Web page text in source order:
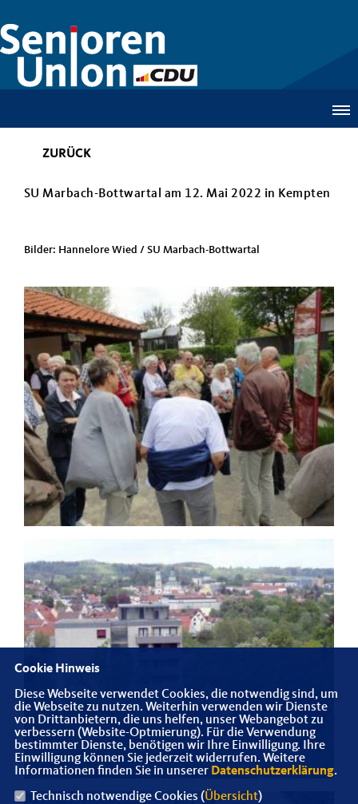
ZURÜCK
SU Marbach-Bottwartal am 12. Mai 2022 in Kempten
Bilder: Hannelore Wied / SU Marbach-Bottwartal
Cookie Hinweis
Diese Webseite verwendet Cookies, die notwendig sind, um
die Webseite zu nutzen. Weiterhin verwenden wir Dienste
von Drittanbietern, die uns helfen, unser Webangebot zu
verbessern (Website-Optmierung). Für die Verwendung
bestimmter Dienste, benötigen wir Ihre Einwilligung. Ihre
Einwilligung können Sie jederzeit widerrufen. Weitere
Informationen finden Sie in unserer Datenschutzerklärung.
Technisch notwendige Cookies (Übersicht)